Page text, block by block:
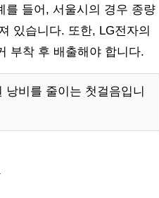
를 들어, 서울시의 경우 종량
있습니다. 또한, LG전자의
부착 후 배출해야 합니다.
비를 줄이는 첫걸음입니